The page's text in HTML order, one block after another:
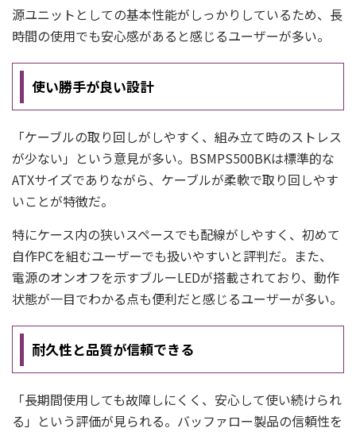
源ユニットとしての基本性能がしっかりしているため、長
時間の使用でも安心感があると感じるユーザーが多い。
使い勝手が良い設計
「ケーブルの取り回しがしやすく、組み立て時のストレス
が少ない」という意見が多い。BSMPS500BKは標準的な
ATXサイズでありながら、ケーブルが柔軟で取り回しやす
いことが特徴だ。
特にケース内の狭いスペースでも配線がしやすく、初めて
自作PCを組むユーザーでも扱いやすいと評判だ。また、
電源のオンオフを示すブルーLEDが搭載されており、動作
状態が一目でわかる点も便利だと感じるユーザーが多い。
耐久性と品質が信頼できる
「長期間使用しても故障しにくく、安心して使い続けられ
る」という評価が見られる。バッファロー製品の信頼性を